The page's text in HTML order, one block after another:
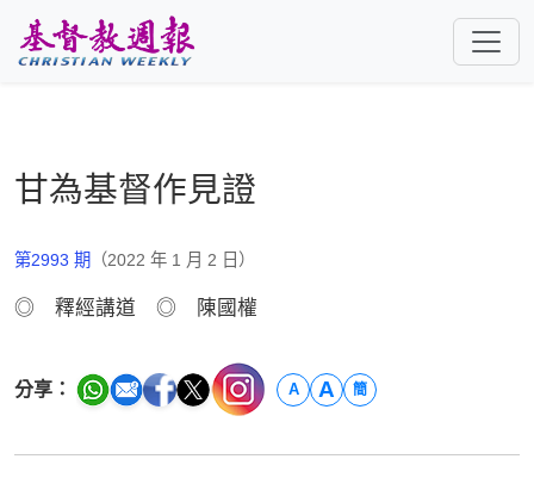
甘為基督作見證
第2993 期 （2022 年 1 月 2 日）
◎ 釋經講道 ◎ 陳國權
分享： A A 簡